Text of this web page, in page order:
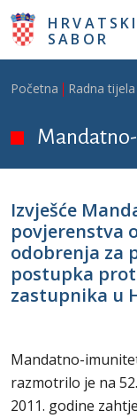
Skoči na glavni
HRVATSKI
SABOR
Breadcrumb
Početna Radna tijela
Izvješće
povjerenstva
odobrenja za
postupka
zastupnika u
Mandatno-
razmotrilo je na
2011. godine